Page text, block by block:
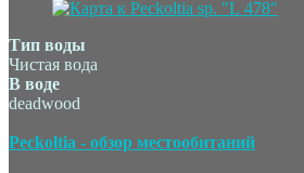
Тип воды
Чистая вода
В воде
deadwood
Peckoltia - обзор местообитаний